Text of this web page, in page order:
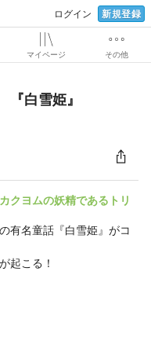
ログイン 新規登録
マイページ その他
白雪姫』
クヨムの妖精であるトリ
有名童話『白雪姫』がコ
起こる！